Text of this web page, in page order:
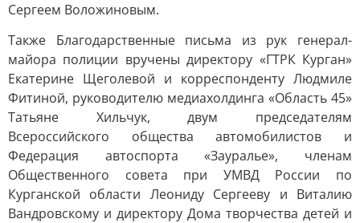
Сергеем Воложиновым.
Также Благодарственные письма из рук генерал-
майора полиции вручены директору «ГТРК Курган»
Екатерине Щеголевой и корреспонденту Людмиле
Фитиной, руководителю медиахолдинга «Область 45»
Татьяне Хильчук, двум председателям
Всероссийского общества автомобилистов и
Федерация автоспорта «Зауралье», членам
Общественного совета при УМВД России по
Курганской области Леониду Сергееву и Виталию
Вандровскому и директору Дома творчества детей и